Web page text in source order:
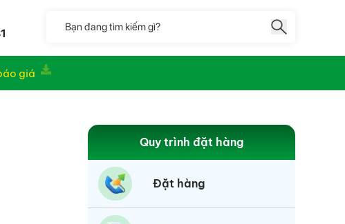
giá
Quy trình đặt hàng
Đặt hàng